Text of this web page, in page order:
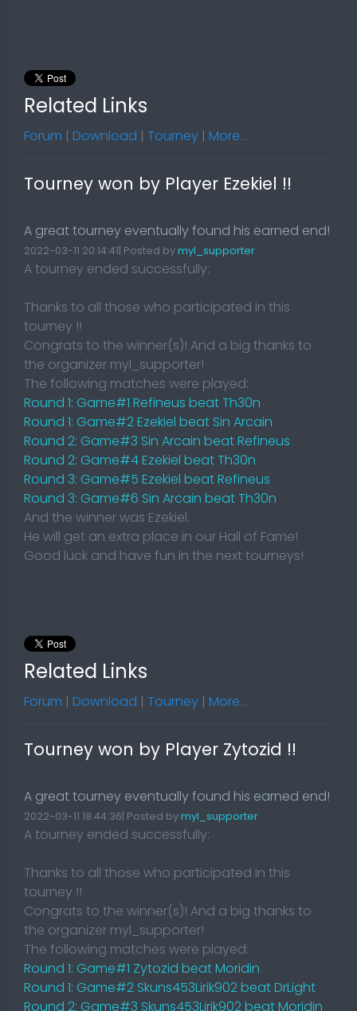
Related Links
Forum | Download | Tourney | More...
Tourney won by Player Ezekiel !!
A great tourney eventually found his earned end!
2022-03-11 20:14:41| Posted bymyl_supporter
A tourney ended successfully:
Thanks to all those who participated in this
tourney !!
Congrats to the winner(s)! And a big thanks to
the organizer myl_supporter!
The following matches were played:
Round 1: Game#1 Refineus beat Th30n
Round 1: Game#2 Ezekiel beat Sin Arcain
Round 2: Game#3 Sin Arcain beat Refineus
Round 2: Game#4 Ezekiel beat Th30n
Round 3: Game#5 Ezekiel beat Refineus
Round 3: Game#6 Sin Arcain beat Th30n
And the winner was Ezekiel.
He will get an extra place in our Hall of Fame!
Good luck and have fun in the next tourneys!
Related Links
Forum | Download | Tourney | More...
Tourney won by Player Zytozid !!
A great tourney eventually found his earned end!
2022-03-11 18:44:36| Posted bymyl_supporter
A tourney ended successfully:
Thanks to all those who participated in this
tourney !!
Congrats to the winner(s)! And a big thanks to
the organizer myl_supporter!
The following matches were played:
Round 1: Game#1 Zytozid beat Moridin
Round 1: Game#2 Skuns453Lirik902 beat DrLight
Round 2: Game#3 Skuns453Lirik902 beat Moridin